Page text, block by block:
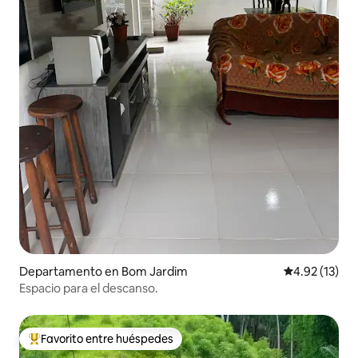
Departamento en Bom Jardim Calificación
4.92 (13)
Espacio para el descanso.
De los mejores en Favorito entre huéspedes
Favorito entre huéspedes